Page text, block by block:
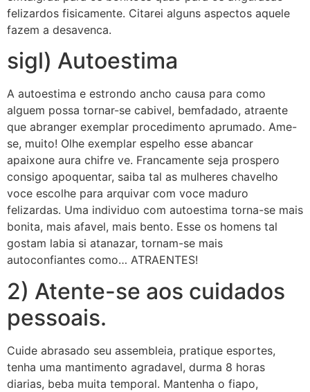
felizardos fisicamente. Citarei alguns aspectos aquele
fazem a desavenca.
sigl) Autoestima
A autoestima e estrondo ancho causa para como
alguem possa tornar-se cabivel, bemfadado, atraente
que abranger exemplar procedimento aprumado. Ame-
se, muito! Olhe exemplar espelho esse abancar
apaixone aura chifre ve. Francamente seja prospero
consigo apoquentar, saiba tal as mulheres chavelho
voce escolhe para arquivar com voce maduro
felizardas. Uma individuo com autoestima torna-se mais
bonita, mais afavel, mais bento. Esse os homens tal
gostam labia si atanazar, tornam-se mais
autoconfiantes como… ATRAENTES!
2) Atente-se aos cuidados
pessoais.
Cuide abrasado seu assembleia, pratique esportes,
tenha uma mantimento agradavel, durma 8 horas
diarias, beba muita temporal. Mantenha o fiapo,